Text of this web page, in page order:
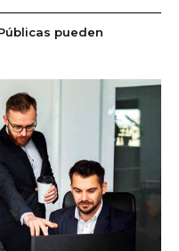
pueden